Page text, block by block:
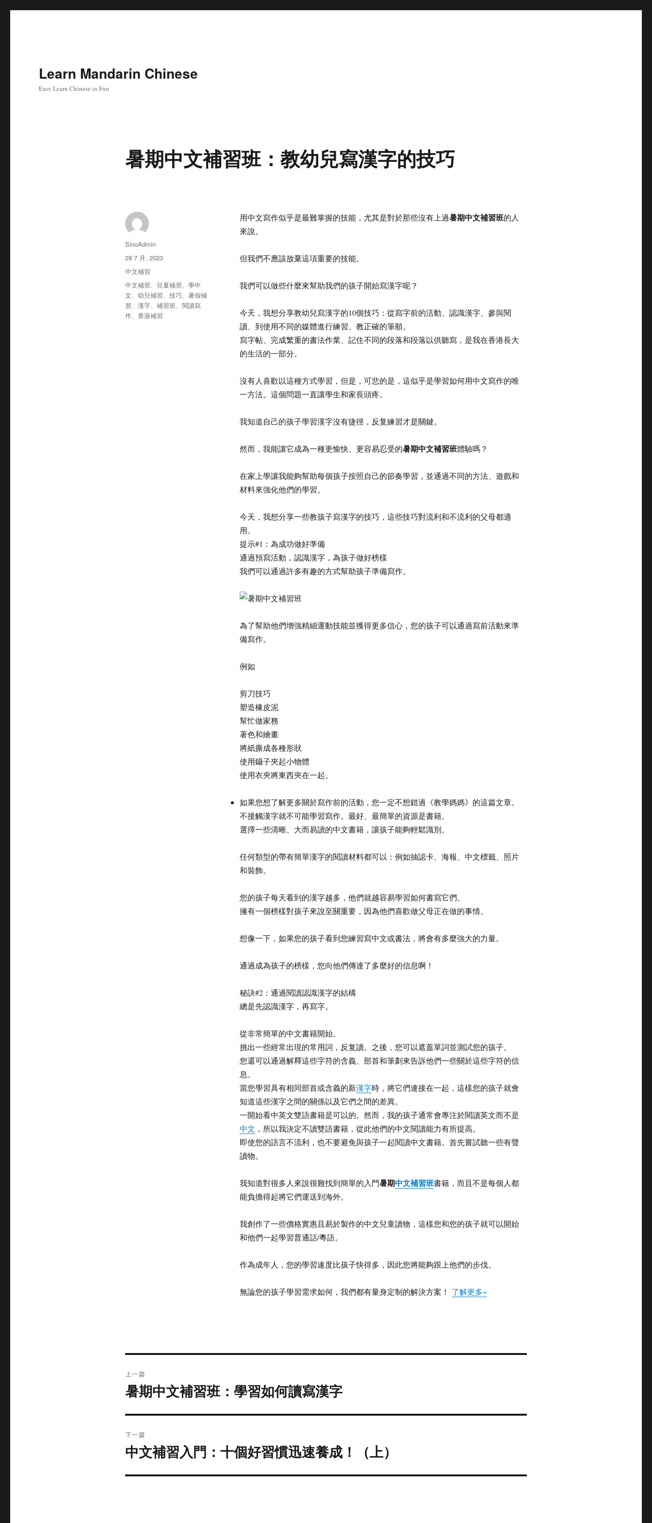
Learn Mandarin Chinese
Easy Learn Chinese in Fun
暑期中文補習班：教幼兒寫漢字的技巧
用中文寫作似乎是最難掌握的技能，尤其是對於那些沒有上過暑期中文補習班的人
來說。
但我們不應該放棄這項重要的技能。
我們可以做些什麼來幫助我們的孩子開始寫漢字呢？
今天，我想分享教幼兒寫漢字的10個技巧：從寫字前的活動、認識漢字、參與閱
讀、到使用不同的媒體進行練習、教正確的筆順。
寫字帖、完成繁重的書法作業、記住不同的段落和段落以供聽寫，是我在香港長大
的生活的一部分。
沒有人喜歡以這種方式學習，但是，可悲的是，這似乎是學習如何用中文寫作的唯
一方法。這個問題一直讓學生和家長頭疼。
我知道自己的孩子學習漢字沒有捷徑，反复練習才是關鍵。
然而，我能讓它成為一種更愉快、更容易忍受的暑期中文補習班體驗嗎？
在家上學讓我能夠幫助每個孩子按照自己的節奏學習，並通過不同的方法、遊戲和
材料來強化他們的學習。
今天，我想分享一些教孩子寫漢字的技巧，這些技巧對流利和不流利的父母都適
用。
提示#1：為成功做好準備
通過預寫活動，認識漢字，為孩子做好榜樣
我們可以通過許多有趣的方式幫助孩子準備寫作。
為了幫助他們增強精細運動技能並獲得更多信心，您的孩子可以通過寫前活動來準
備寫作。
例如
剪刀技巧
塑造橡皮泥
幫忙做家務
著色和繪畫
將紙撕成各種形狀
使用鑷子夾起小物體
使用衣夾將東西夾在一起。
如果您想了解更多關於寫作前的活動，您一定不想錯過《教學媽媽》的這篇文章。
不接觸漢字就不可能學習寫作。最好、最簡單的資源是書籍。
選擇一些清晰、大而易讀的中文書籍，讓孩子能夠輕鬆識別。
任何類型的帶有簡單漢字的閱讀材料都可以：例如抽認卡、海報、中文標籤、照片
和裝飾。
您的孩子每天看到的漢字越多，他們就越容易學習如何書寫它們。
擁有一個榜樣對孩子來說至關重要，因為他們喜歡做父母正在做的事情。
想像一下，如果您的孩子看到您練習寫中文或書法，將會有多麼強大的力量。
通過成為孩子的榜樣，您向他們傳達了多麼好的信息啊！
秘訣#2：通過閱讀認識漢字的結構
總是先認識漢字，再寫字。
從非常簡單的中文書籍開始。
挑出一些經常出現的常用詞，反复讀。之後，您可以遮蓋單詞並測試您的孩子。
您還可以通過解釋這些字符的含義、部首和筆劃來告訴他們一些關於這些字符的信
息。
當您學習具有相同部首或含義的新漢字時，將它們連接在一起，這樣您的孩子就會
知道這些漢字之間的關係以及它們之間的差異。
一開始看中英文雙語書籍是可以的。然而，我的孩子通常會專注於閱讀英文而不是
中文 ，所以我決定不讀雙語書籍，從此他們的中文閱讀能力有所提高。
即使您的語言不流利，也不要避免與孩子一起閱讀中文書籍。首先嘗試聽一些有聲
讀物。
我知道對很多人來說很難找到簡單的入門暑期中文補習班書籍，而且不是每個人都
能負擔得起將它們運送到海外。
我創作了一些價格實惠且易於製作的中文兒童讀物，這樣您和您的孩子就可以開始
和他們一起學習普通話/粵語。
作為成年人，您的學習速度比孩子快得多，因此您將能夠跟上他們的步伐。
無論您的孩子學習需求如何，我們都有量身定制的解決方案！ 了解更多~
作
者
SinoAdmin
发
布
于
28 7 月, 2023
分
类
中文補習
标
签
中文補習、 兒童補習、 學中
文、 幼兒補習、 技巧、 暑假補
習、 漢字、 補習班、 閱讀寫
作、 香港補習
章
上一篇
上
篇
文
暑期中文補習班：學習如何讀寫漢字
下一篇
下
文
中文補習入門：十個好習慣迅速養成！（上）